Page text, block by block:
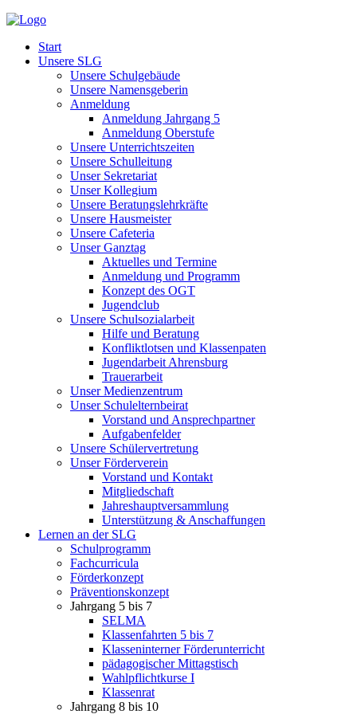
Start
Unsere SLG
Unsere Schulgebäude
Unsere Namensgeberin
Anmeldung
Anmeldung Jahrgang 5
Anmeldung Oberstufe
Unsere Unterrichtszeiten
Unsere Schulleitung
Unser Sekretariat
Unser Kollegium
Unsere Beratungslehrkräfte
Unsere Hausmeister
Unsere Cafeteria
Unser Ganztag
Aktuelles und Termine
Anmeldung und Programm
Konzept des OGT
Jugendclub
Unsere Schulsozialarbeit
Hilfe und Beratung
Konfliktlotsen und Klassenpaten
Jugendarbeit Ahrensburg
Trauerarbeit
Unser Medienzentrum
Unser Schulelternbeirat
Vorstand und Ansprechpartner
Aufgabenfelder
Unsere Schülervertretung
Unser Förderverein
Vorstand und Kontakt
Mitgliedschaft
Jahreshauptversammlung
Unterstützung & Anschaffungen
Lernen an der SLG
Schulprogramm
Fachcurricula
Förderkonzept
Präventionskonzept
Jahrgang 5 bis 7
SELMA
Klassenfahrten 5 bis 7
Klasseninterner Förderunterricht
pädagogischer Mittagstisch
Wahlpflichtkurse I
Klassenrat
Jahrgang 8 bis 10